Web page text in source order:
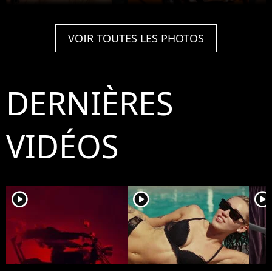
VOIR TOUTES LES PHOTOS
DERNIÈRES
VIDÉOS
player2 player2 player2